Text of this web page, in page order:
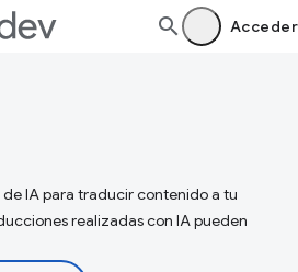
Acceder
IA para traducir contenido a tu
realizadas con IA pueden